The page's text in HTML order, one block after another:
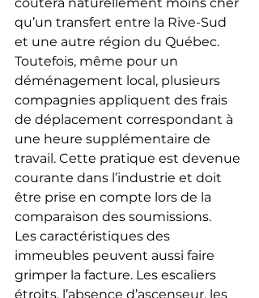
qu’un transfert entre la Rive-Sud
et une autre région du Québec.
Toutefois, même pour un
déménagement local, plusieurs
compagnies appliquent des frais
de déplacement correspondant à
une heure supplémentaire de
travail. Cette pratique est devenue
courante dans l’industrie et doit
être prise en compte lors de la
comparaison des soumissions.
Les caractéristiques des
immeubles peuvent aussi faire
grimper la facture. Les escaliers
étroits, l’absence d’ascenseur, les